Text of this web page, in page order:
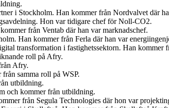
i Stockholm. Han kommer från Nordvalvet där
Hon var tidigare chef för Noll-CO2.
från Ventab där han var marknadschef.
Han kommer från Ferla där han var
transformation i fastighetssektorn. Han
roll på Afry.
Afry.
samma roll på WSP.
utbildning.
och kommer från utbildning.
från Segula Technologies där hon var